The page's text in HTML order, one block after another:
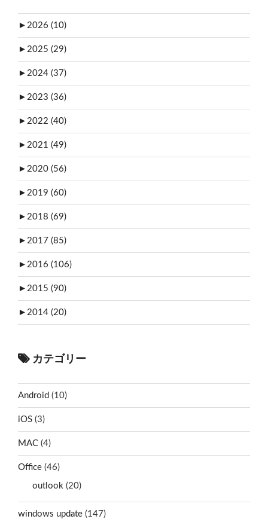
► 2026 (10)
► 2025 (29)
► 2024 (37)
► 2023 (36)
► 2022 (40)
► 2021 (49)
► 2020 (56)
► 2019 (60)
► 2018 (69)
► 2017 (85)
► 2016 (106)
► 2015 (90)
► 2014 (20)
カテゴリー
Android (10)
iOS (3)
MAC (4)
Office (46)
outlook (20)
windows update (147)